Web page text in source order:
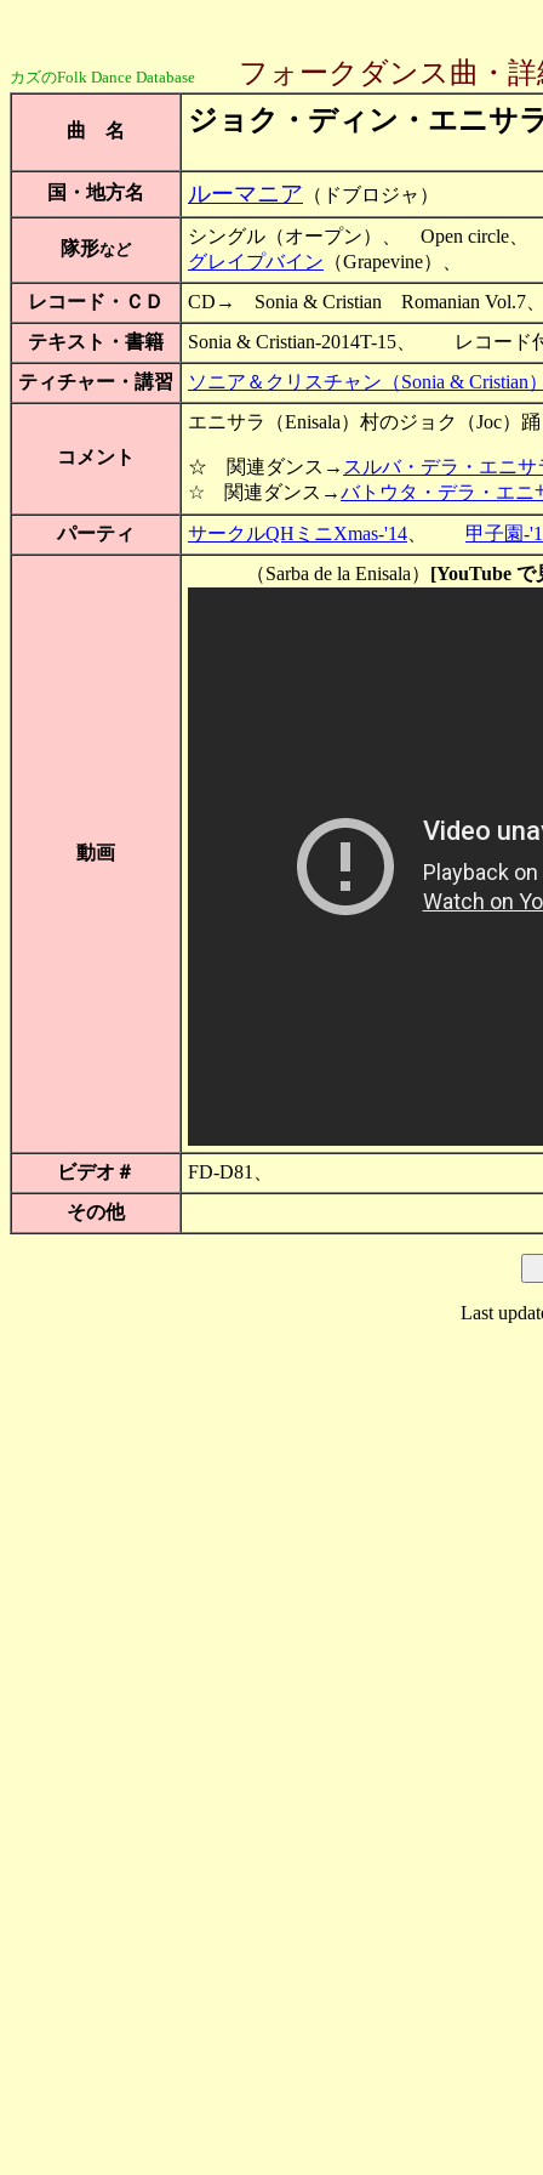
カズのFolk Dance Database フォークダンス曲・詳
曲 名 ジョク・ディン・エニサ
国・地方名 ルーマニア （ドブロジャ）
隊形など
シングル（オープン）、 Open
グレイプバイン （Grapevine）、
レコード・ＣＤ
CD→ Sonia & Cristian Romanian Vol.7
テキスト・書籍
Sonia & Cristian-2014T-15、 レコード
ティチャー・講習
ソニア＆クリスチャン（Sonia & Cristian
コメント
エニサラ（Enisala）村のジョク（Joc）
☆ 関連ダンス→ スルバ・デラ・エニサ
☆ 関連ダンス→バトウタ・デラ・エニ
パーティ
サークルQHミニXmas-'14 甲子園-
動画
（Sarba de la Enisala） [YouTube
ビデオ＃
FD-D81、
その他
Last